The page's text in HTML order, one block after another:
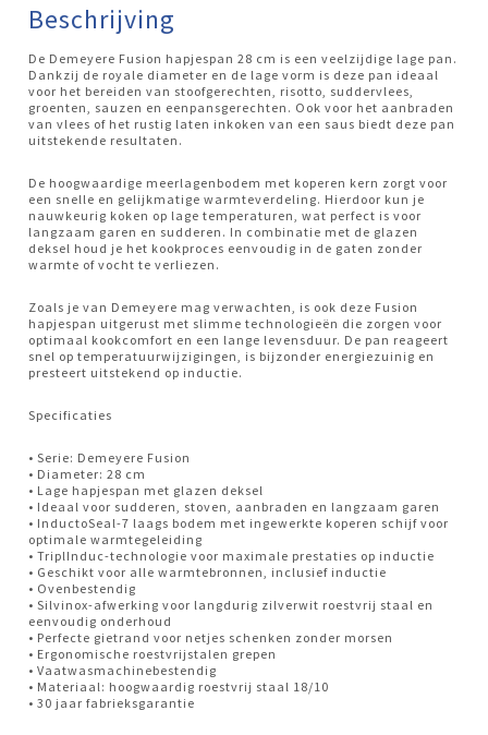
Beschrijving
De Demeyere Fusion hapjespan 28 cm is een veelzijdige lage pan.
Dankzij de royale diameter en de lage vorm is deze pan ideaal
voor het bereiden van stoofgerechten, risotto, suddervlees,
groenten, sauzen en eenpansgerechten. Ook voor het aanbraden
van vlees of het rustig laten inkoken van een saus biedt deze pan
uitstekende resultaten.
De hoogwaardige meerlagenbodem met koperen kern zorgt voor
een snelle en gelijkmatige warmteverdeling. Hierdoor kun je
nauwkeurig koken op lage temperaturen, wat perfect is voor
langzaam garen en sudderen. In combinatie met de glazen
deksel houd je het kookproces eenvoudig in de gaten zonder
warmte of vocht te verliezen.
Zoals je van Demeyere mag verwachten, is ook deze Fusion
hapjespan uitgerust met slimme technologieën die zorgen voor
optimaal kookcomfort en een lange levensduur. De pan reageert
snel op temperatuurwijzigingen, is bijzonder energiezuinig en
presteert uitstekend op inductie.
Specificaties
• Serie: Demeyere Fusion
• Diameter: 28 cm
• Lage hapjespan met glazen deksel
• Ideaal voor sudderen, stoven, aanbraden en langzaam garen
• InductoSeal-7 laags bodem met ingewerkte koperen schijf voor
optimale warmtegeleiding
• TriplInduc-technologie voor maximale prestaties op inductie
• Geschikt voor alle warmtebronnen, inclusief inductie
• Ovenbestendig
• Silvinox-afwerking voor langdurig zilverwit roestvrij staal en
eenvoudig onderhoud
• Perfecte gietrand voor netjes schenken zonder morsen
• Ergonomische roestvrijstalen grepen
• Vaatwasmachinebestendig
• Materiaal: hoogwaardig roestvrij staal 18/10
• 30 jaar fabrieksgarantie